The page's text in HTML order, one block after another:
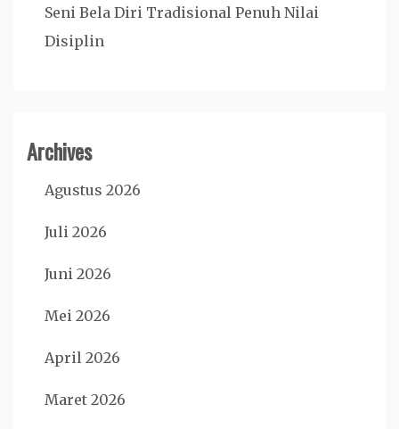
Seni Bela Diri Tradisional Penuh Nilai
Disiplin
Archives
Agustus 2026
Juli 2026
Juni 2026
Mei 2026
April 2026
Maret 2026